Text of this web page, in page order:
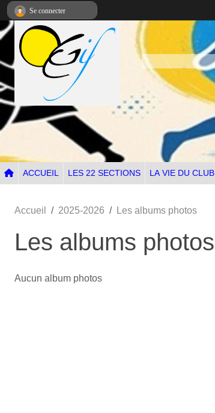
ACCUEIL LES 22 SECTIONS LA VIE DU CLUB
Accueil 2025-2026 Les albums photos
Les albums photos
Aucun album photos
Se connecter
Panneau de gestion des cookies